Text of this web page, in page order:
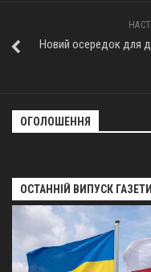
Новий осередок для
ОГОЛОШЕННЯ
ОСТАННІЙ ВИПУСК ГАЗЕТИ